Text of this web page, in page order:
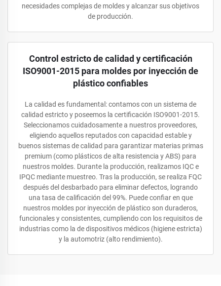
necesidades complejas de moldes y alcanzar sus objetivos
de producción.
Control estricto de calidad y certificación
ISO9001-2015 para moldes por inyección de
plástico confiables
La calidad es fundamental: contamos con un sistema de
calidad estricto y poseemos la certificación ISO9001-2015.
Seleccionamos cuidadosamente a nuestros proveedores,
eligiendo aquellos reputados con capacidad estable y
buenos sistemas de calidad para garantizar materias primas
premium (como plásticos de alta resistencia y ABS) para
nuestros moldes. Durante la producción, realizamos IQC e
IPQC mediante muestreo. Tras la producción, se realiza FQC
después del desbarbado para eliminar defectos, logrando
una tasa de calificación del 99%. Puede confiar en que
nuestros moldes por inyección de plástico son duraderos,
funcionales y consistentes, cumpliendo con los requisitos de
industrias como la de dispositivos médicos (higiene estricta)
y la automotriz (alto rendimiento).